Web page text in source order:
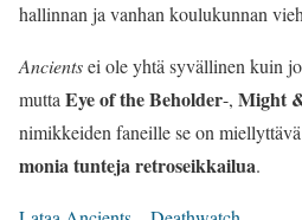
hallinnan ja vanhan koulukunnan
Ancientsei ole yhtä syvällinen kuin
mutta Eye of the Beholder-, Might
nimikkeiden faneille se on
monia tunteja retroseikkailua.